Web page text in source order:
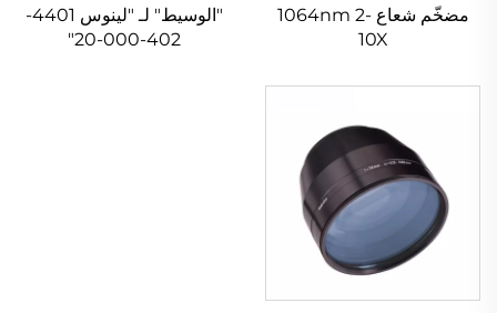
مضخّم شعاع 1064nm 2-
10X
"الوسيط" لـ "لينوس 4401-
402-000-20"